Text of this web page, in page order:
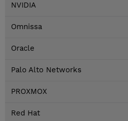
NVIDIA
Omnissa
Oracle
Palo Alto Networks
PROXMOX
Red Hat